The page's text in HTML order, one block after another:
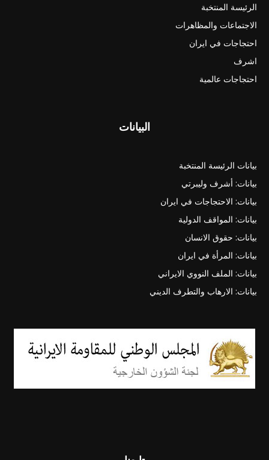
الرئيسة المنتخبة
الاجتماعات والمظاهرات
احتجاجات في ايران
اشرف
احتجاجات عالمية
البيانات
بيانات الرئيسة المنتخبة
بيانات: أشرف وليبرتي
بيانات: الاحتجاجات في ايران
بيانات: المواقف الدولية
بيانات: حقوق الانسان
بيانات: المرأة في ايران
بيانات: الملف النووي الايراني
بيانات: الارهاب والتطرف الديني